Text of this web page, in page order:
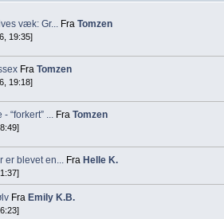
væk: Gr... Fra Tomzen
19:35]
Fra Tomzen
19:18]
“forkert” ... Fra Tomzen
blevet en... Fra Helle K.
Fra Emily K.B.